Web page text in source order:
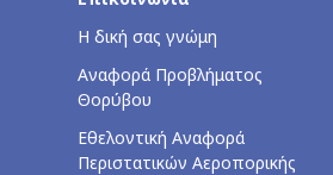
Η δική σας γνώμη
Αναφορά Προβλήματος
Θορύβου
Εθελοντική Αναφορά
Περιστατικών Αεροπορικής